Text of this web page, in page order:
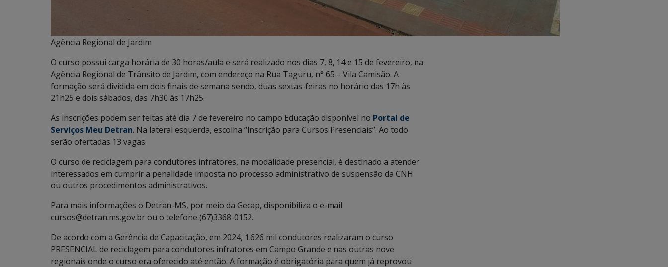
Agência Regional de Jardim
O curso possui carga horária de 30 horas/aula e será realizado nos dias 7, 8, 14 e 15 de fevereiro, na
Agência Regional de Trânsito de Jardim, com endereço na Rua Taguru, n° 65 – Vila Camisão. A
formação será dividida em dois finais de semana sendo, duas sextas-feiras no horário das 17h às
21h25 e dois sábados, das 7h30 às 17h25.
As inscrições podem ser feitas até dia 7 de fevereiro no campo Educação disponível no Portal de
Serviços Meu Detran. Na lateral esquerda, escolha “Inscrição para Cursos Presenciais”. Ao todo
serão ofertadas 13 vagas.
O curso de reciclagem para condutores infratores, na modalidade presencial, é destinado a atender
interessados em cumprir a penalidade imposta no processo administrativo de suspensão da CNH
ou outros procedimentos administrativos.
Para mais informações o Detran-MS, por meio da Gecap, disponibiliza o e-mail
cursos@detran.ms.gov.br ou o telefone (67)3368-0152.
De acordo com a Gerência de Capacitação, em 2024, 1.626 mil condutores realizaram o curso
PRESENCIAL de reciclagem para condutores infratores em Campo Grande e nas outras nove
regionais onde o curso era oferecido até então. A formação é obrigatória para quem já reprovou